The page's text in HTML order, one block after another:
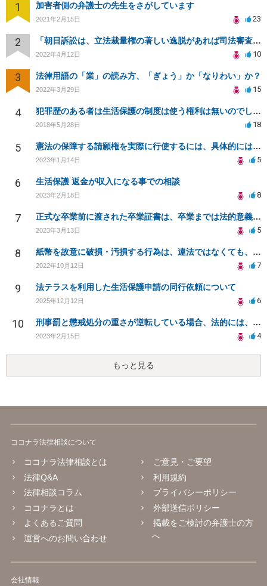
1 加害者側の弁護士の先生をさがしています
2021年2月15日 23
2 「朝日訴訟は、立法裁量権の著しい逸脱があれば司法審査の可能性を認めるという判例」という説明は誤りでは
2022年4月12日 10
3 法律用語の「業」の読み方、「ぎょう」か「なりわい」か？
2022年3月29日 15
4 犯罪歴のある者は生活保護の制度は使う権利は無いのでしょうか？
2018年5月28日 18
5 憲法の保障する請願権を実際に行使するには、具体的にはどのような手続きを踏めばよいのですか？
2023年1月14日 5
6 生活保護 返金が収入になる事での相談
2023年2月18日 8
7 正式な卒業前に渡された卒業証書は、卒業までは法的意義ある？卒業証書授与後に卒業撤回されたらどうなる？
2023年3月13日 5
8 紙幣を故意に破損・汚損する行為は、違法ではなくても、「権利の濫用」や「公序良俗に反する行為」に該当？
2022年10月12日 7
9 法テラスを利用した生活保護申請の同行依頼について
2025年12月12日 6
10 刑事罰と懲戒処分の重さが逆転している場合、法的には、どちらのが罪が〝重い〟ということになるのか？
2023年2月15日 4
もっと見る
ココナラ法律相談について
ココナラ法律相談とは
法律Q&A
法律相談コラム
ココナラとは
よくあるご質問
運営へのお問い合わせ
ご意見・ご要望
利用規約
プライバシーポリシー
外部送信ポリシー
掲載をご検討の弁護士の方
へ
会社情報